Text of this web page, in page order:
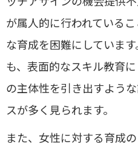
が属人的に行われている
な育成を困難にしていま
も、表面的なスキル教育
の主体性を引き出すよう
スが多く見られます。
また、女性に対する育成